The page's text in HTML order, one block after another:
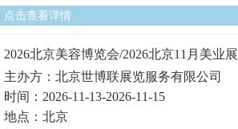
点击查看详情
2026北京美容博览会/2026北京11月美业展
主办方：北京世博联展览服务有限公司
时间：2026-11-13-2026-11-15
地点：北京